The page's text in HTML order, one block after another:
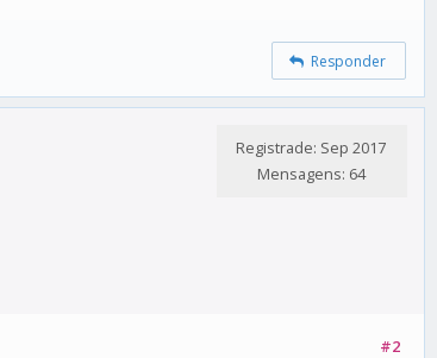
Responder
Registrade: Sep 2017
Mensagens: 64
#2